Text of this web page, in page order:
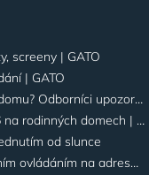
screeny | GATO
| GATO
Do čeho se vyplatí investovat při stavbě domu? Odborníci upozorňují na stínění oken
Montáž venkovních žaluzií Z90 RAL 7016 na rodinných domech | Případová studie
od slunce
Montáž venkovních žaluzií Z90 s manuálním ovládáním na adrese Štúrova, Praha 4